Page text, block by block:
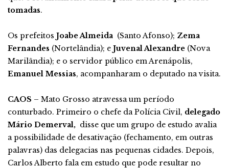
tomadas.
Os prefeitos Joabe Almeida (Santo Afonso); Zema
Fernandes (Nortelândia); e Juvenal Alexandre (Nova
Marilândia); e o servidor público em Arenápolis,
Emanuel Messias, acompanharam o deputado na visita.
CAOS – Mato Grosso atravessa um período
conturbado. Primeiro o chefe da Polícia Civil, delegado
Mário Demerval, disse que um grupo de estudo avalia
a possibilidade de desativação (fechamento, em outras
palavras) das delegacias nas pequenas cidades. Depois,
Carlos Alberto fala em estudo que pode resultar no